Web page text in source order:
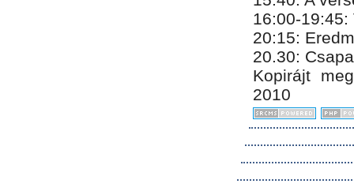
16:00-19:45:
20:​15​:
​20.30:
Kopirájt
2010